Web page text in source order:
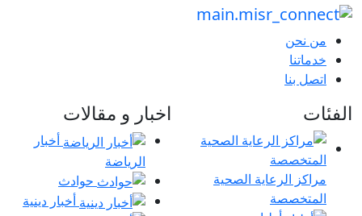
من نحن
خدماتنا
اتصل بنا
الفئات
مراكز الرعاية الصحية
المتخصصة
اخبار و مقالات
أخبار
الرياضة
حوادث
أخبار دينية